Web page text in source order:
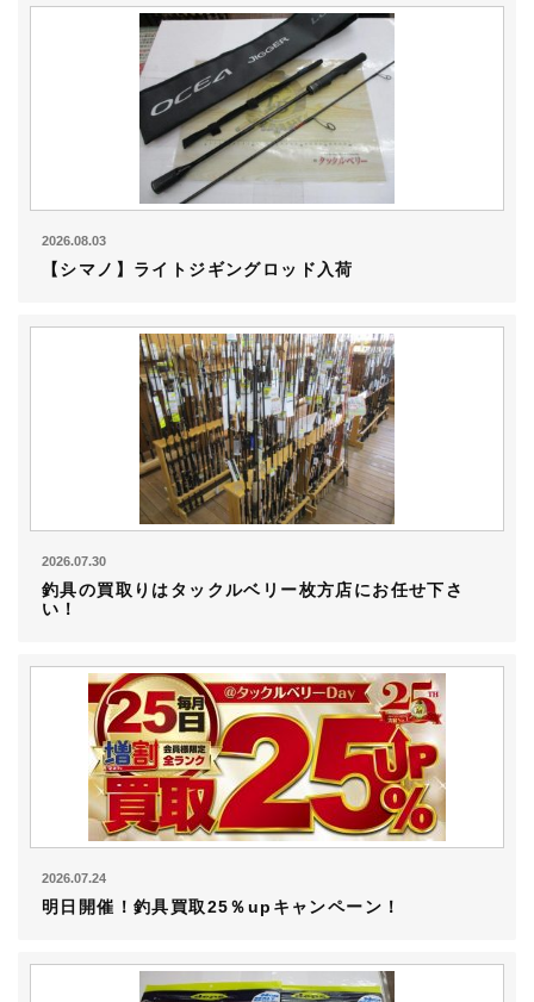
2026.08.03
【シマノ】ライトジギングロッド入荷
2026.07.30
釣具の買取りはタックルベリー枚方店にお任せ下さ
い！
2026.07.24
明日開催！釣具買取25％upキャンペーン！